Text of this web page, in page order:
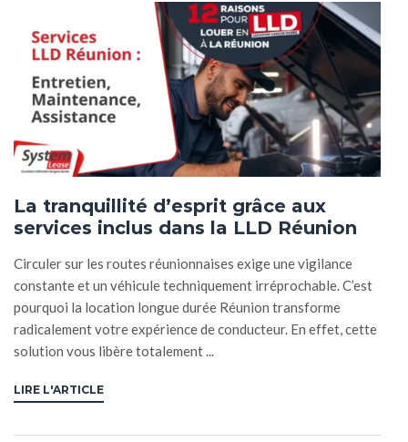
La tranquillité d’esprit grâce aux
services inclus dans la LLD Réunion
Circuler sur les routes réunionnaises exige une vigilance
constante et un véhicule techniquement irréprochable. C’est
pourquoi la location longue durée Réunion transforme
radicalement votre expérience de conducteur. En effet, cette
solution vous libère totalement ...
LIRE L'ARTICLE